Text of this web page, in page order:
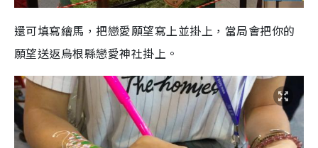
還可填寫繪馬，把戀愛願望寫上並掛上，當局會把你的
願望送返烏根縣戀愛神社掛上。